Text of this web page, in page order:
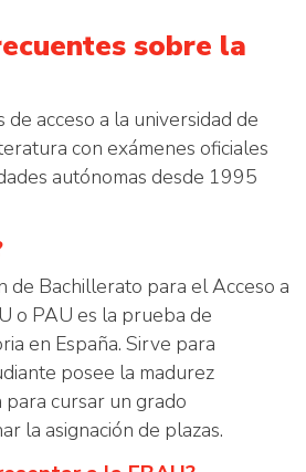
sobre la
acceso a la universidad de
con exámenes oficiales
autónomas desde 1995
de Bachillerato para el Acceso a
o PAU es la prueba de
en España. Sirve para
posee la madurez
para cursar un grado
la asignación de plazas.